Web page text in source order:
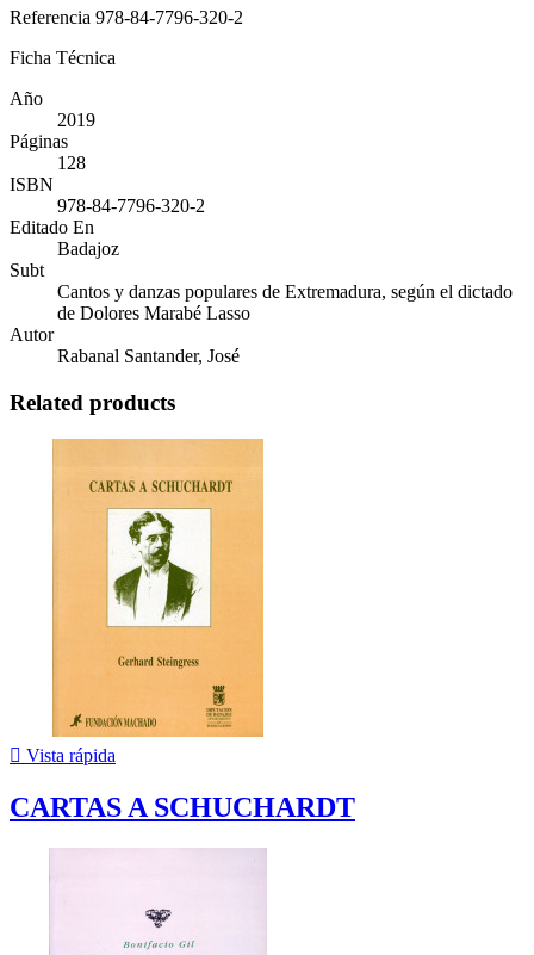
Referencia 978-84-7796-320-2
Ficha Técnica
Año
2019
Páginas
128
ISBN
978-84-7796-320-2
Editado En
Badajoz
Subt
Cantos y danzas populares de Extremadura, según el dictado
de Dolores Marabé Lasso
Autor
Rabanal Santander, José
Related products
 Vista rápida
CARTAS A SCHUCHARDT